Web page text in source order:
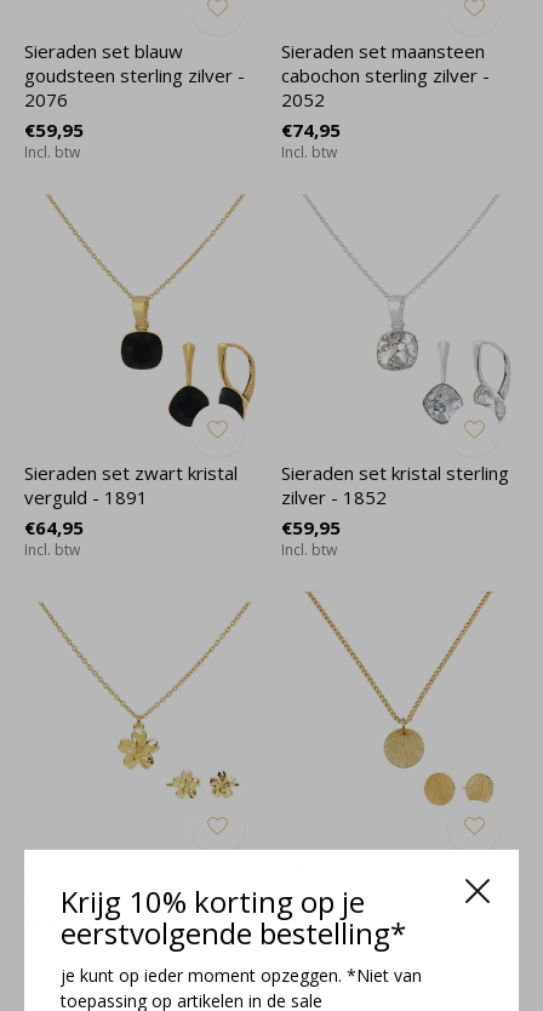
Krijg 10% korting op je
eerstvolgende bestelling*
je kunt op ieder moment opzeggen. *Niet van
toepassing op artikelen in de sale
Sieraden set blauw
goudsteen sterling zilver -
2076
€59,95
Incl. btw
Sieraden set maansteen
cabochon sterling zilver -
2052
€74,95
Incl. btw
Sieraden set zwart kristal
verguld - 1891
€64,95
Incl. btw
Sieraden set kristal sterling
zilver - 1852
€59,95
Incl. btw
niet verguld - 2375
€64,95
Incl. btw
hanger verguld - 2125
€64,95
Incl. btw